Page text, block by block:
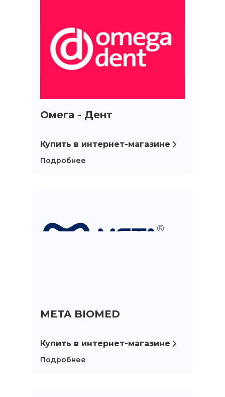
Омега - Дент
Купить в интернет-магазине
Подробнее
META BIOMED
Купить в интернет-магазине
Подробнее